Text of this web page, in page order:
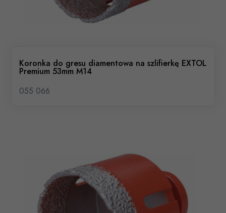
Koronka do gresu diamentowa na szlifierkę EXTOL
Premium 53mm M14
055 066